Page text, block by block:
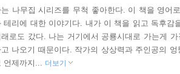
가능한 세차장을 당장 만들겠다는 앤디
TNN 나무 집 뉴스 방송국에서 가장 빨리
는 나무집 시리즈를 무척 좋아한다. 이 책을 영어
테리에 대한 이야기다. 내가 이 책을 읽고 독후
래로도 갔다. 나는 거기에서 공룡시대로 가는게
고 나오기 때문이다. 작가의 상상력과 주인공의
언제까지... 더보기